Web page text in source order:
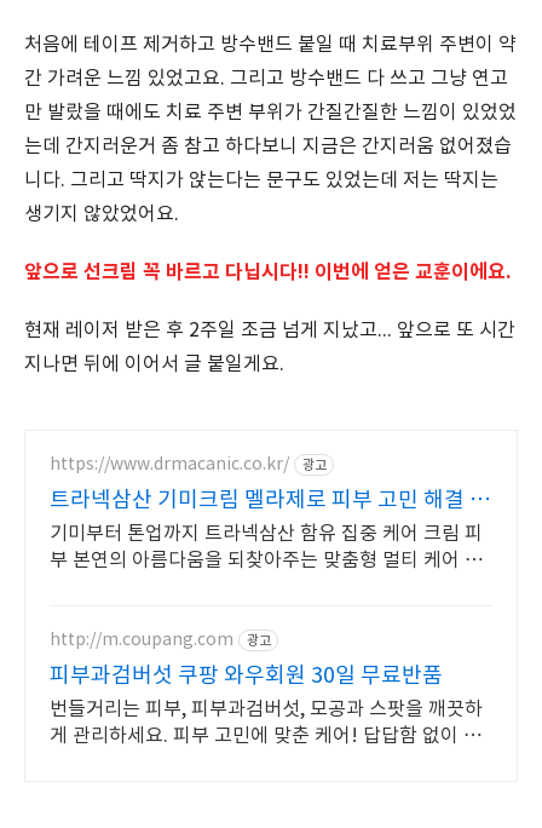
처음에 테이프 제거하고 방수밴드 붙일 때 치료부위 주변이 약
간 가려운 느낌 있었고요. 그리고 방수밴드 다 쓰고 그냥 연고
만 발랐을 때에도 치료 주변 부위가 간질간질한 느낌이 있었었
는데 간지러운거 좀 참고 하다보니 지금은 간지러움 없어졌습
니다. 그리고 딱지가 앉는다는 문구도 있었는데 저는 딱지는
생기지 않았었어요.
앞으로 선크림 꼭 바르고 다닙시다!! 이번에 얻은 교훈이에요.
현재 레이저 받은 후 2주일 조금 넘게 지났고... 앞으로 또 시간
지나면 뒤에 이어서 글 붙일게요.
https://www.drmacanic.co.kr/ 광고
트라넥삼산 기미크림 멜라제로 피부 고민 해결 위
한 솔루션
기미부터 톤업까지 트라넥삼산 함유 집중 케어 크림 피
부 본연의 아름다움을 되찾아주는 맞춤형 멀티 케어 솔
http://m.coupang.com 광고
피부과검버섯 쿠팡 와우회원 30일 무료반품
번들거리는 피부, 피부과검버섯, 모공과 스팟을 깨끗하
게 관리하세요. 피부 고민에 맞춘 케어! 답답함 없이 상